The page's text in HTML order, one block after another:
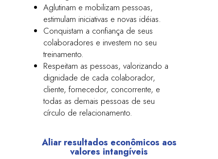
Aglutinam e mobilizam pessoas,
estimulam iniciativas e novas idéias.
Conquistam a confiança de seus
colaboradores e investem no seu
treinamento.
Respeitam as pessoas, valorizando a
dignidade de cada colaborador,
cliente, fornecedor, concorrente, e
todas as demais pessoas de seu
círculo de relacionamento.
Aliar resultados econômicos aos
valores intangíveis